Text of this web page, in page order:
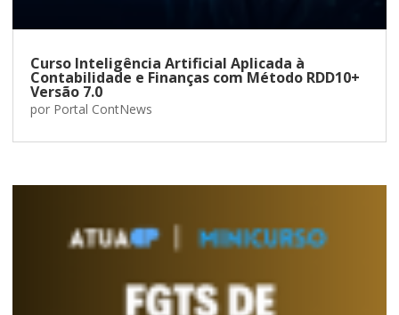
Curso Inteligência Artificial Aplicada à
Contabilidade e Finanças com Método RDD10+
Versão 7.0
por Portal ContNews